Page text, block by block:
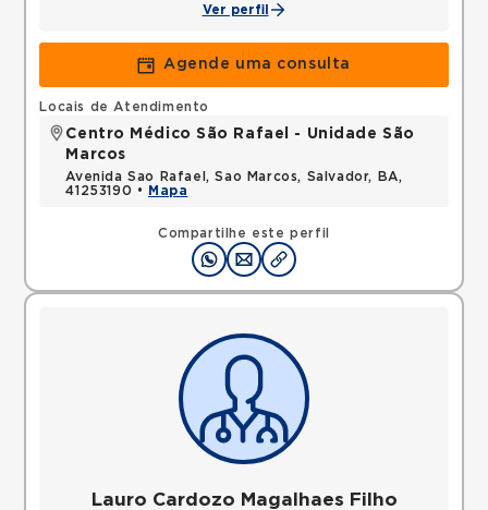
Ver perfil
Agende uma consulta
Compartilhe este perfil
Locais de Atendimento
Centro Médico São Rafael - Unidade São
Marcos
Avenida Sao Rafael, Sao Marcos, Salvador, BA,
41253190 •
Mapa
Lauro Cardozo Magalhaes Filho